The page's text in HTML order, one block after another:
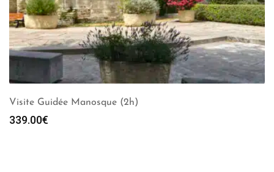
Visite Guidée Manosque (2h)
339.00€